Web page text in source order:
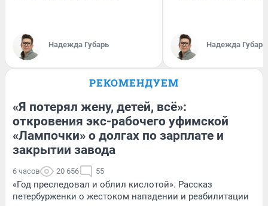
Надежда Губарь Надежда Губарь
РЕКОМЕНДУЕМ
«Я потерял жену, детей, всё»:
откровения экс-рабочего уфимской
«Лампочки» о долгах по зарплате и
закрытии завода
6 часов 20 656 55
«Год преследовал и облил кислотой». Рассказ
петербурженки о жестоком нападении и реабилитации